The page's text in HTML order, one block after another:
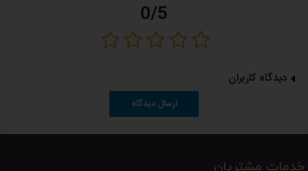
دیسپانسر + متمرکز کننده
0/5
دیدگاه کاربران
ارسال دیدگاه
خدمات مشتریان